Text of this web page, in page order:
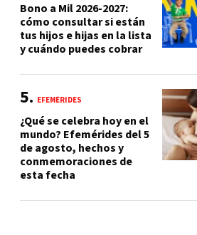
Bono a Mil 2026-2027:
cómo consultar si están
tus hijos e hijas en la lista
y cuándo puedes cobrar
EFEMÉRIDES
¿Qué se celebra hoy en el
mundo? Efemérides del 5
de agosto, hechos y
conmemoraciones de
esta fecha